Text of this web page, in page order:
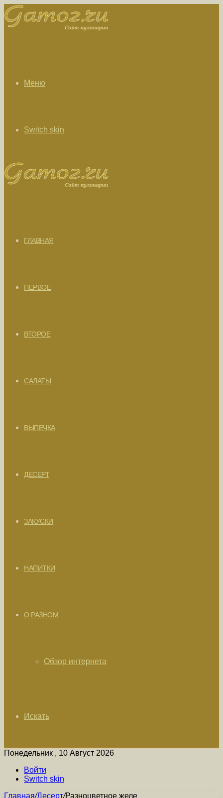
Меню
Switch skin
ГЛАВНАЯ
ПЕРВОЕ
ВТОРОЕ
САЛАТЫ
ВЫПЕЧКА
ДЕСЕРТ
ЗАКУСКИ
НАПИТКИ
О РАЗНОМ
Обзор интернета
Искать
Понедельник , 10 Август 2026
Войти
Switch skin
Главная/Десерт/Разноцветное желе